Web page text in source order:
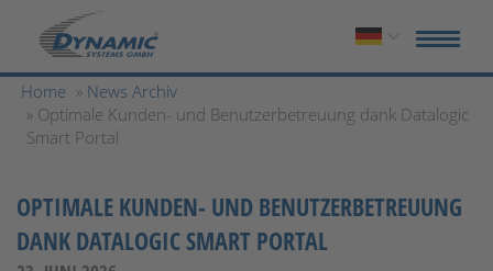
Home » News Archiv
» Optimale Kunden- und Benutzerbetreuung dank Datalogic
Smart Portal
OPTIMALE KUNDEN- UND BENUTZERBETREUUNG
DANK DATALOGIC SMART PORTAL